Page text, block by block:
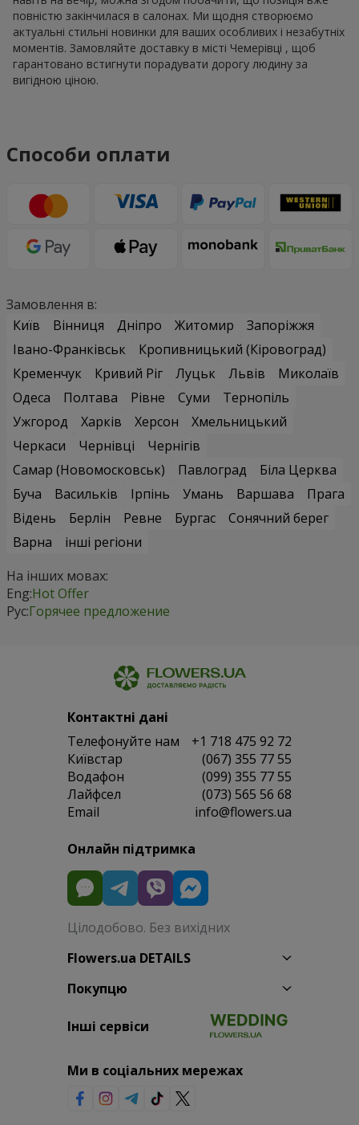
повністю закінчилася в салонах. Ми щодня створюємо
актуальні стильні новинки для ваших особливих і незабутніх
моментів. Замовляйте доставку в місті Чемерівці , щоб
гарантовано встигнути порадувати дорогу людину за
вигідною ціною.
Способи оплати
Замовлення в:
Київ
Вінниця Дніпро Житомир
Запоріжжя
Івано-Франківськ
Кропивницький (Кіровоград)
Кременчук
Кривий Ріг Луцьк Львів
Миколаїв
Одеса
Полтава Рівне Суми
Тернопіль
Ужгород
Харків Херсон
Хмельницький
Черкаси
Чернівці
Чернігів
Самар (Новомосковськ)
Павлоград
Біла Церква
Буча
Васильків Ірпінь Умань Варшава
Прага
Відень
Берлін Ревне Бургас
Сонячний берег
Варна
інші регіони
На інших мовах:
Eng:Hot Offer
Рус:Горячее предложение
Контактні дані
Телефонуйте нам
+1 718 475 92 72
Київстар
(067) 355 77 55
Водафон
(099) 355 77 55
Лайфсел
(073) 565 56 68
Email
info@flowers.ua
Онлайн підтримка
Цілодобово. Без вихідних
Flowers.ua DETAILS
Покупцю
Інші сервіси
Ми в соціальних мережах